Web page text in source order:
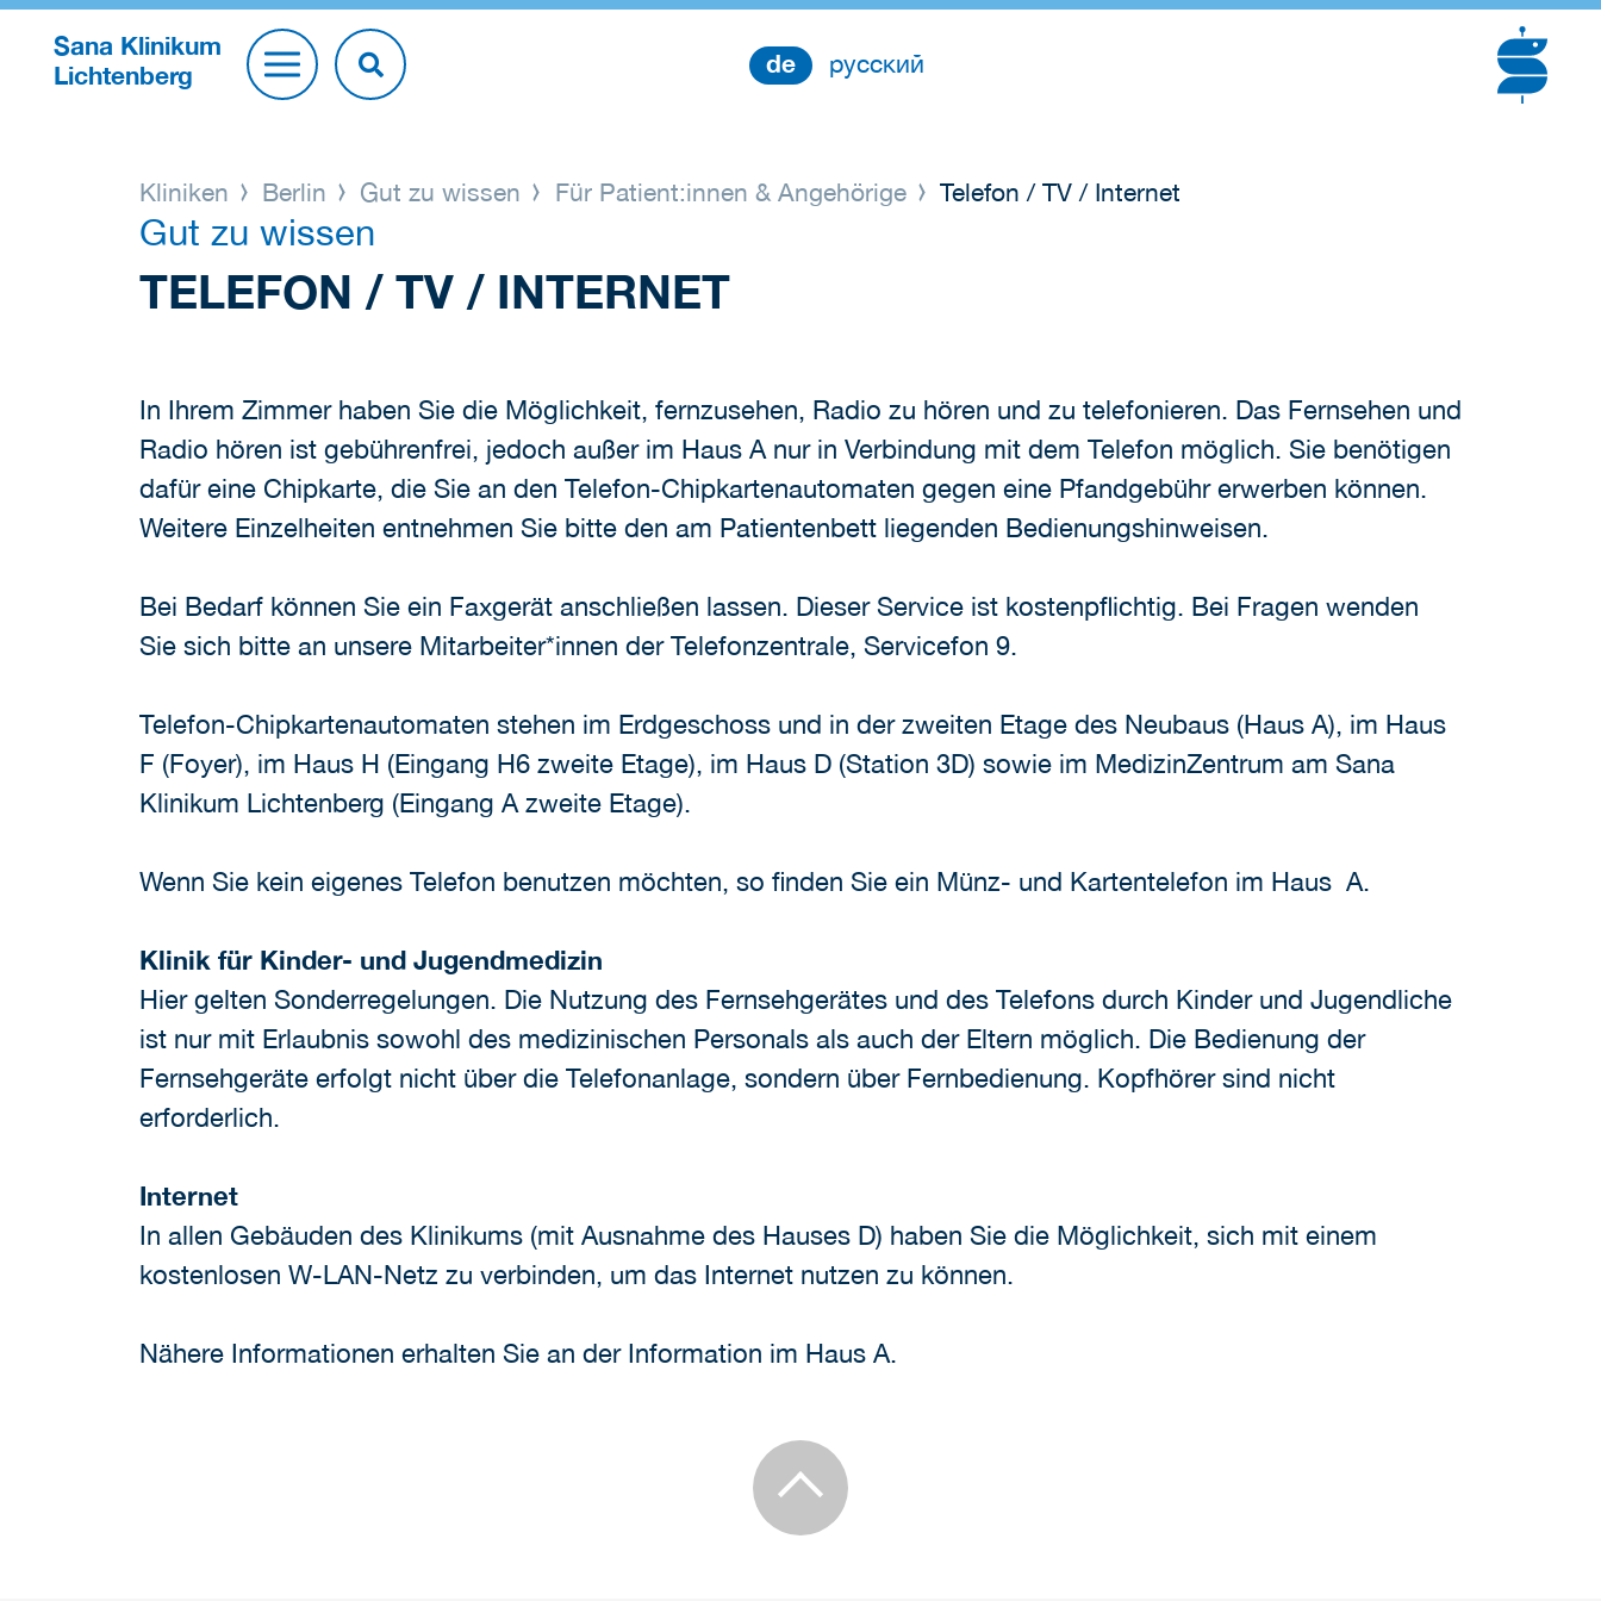
Sana Klinikum
Lichtenberg
de русский
Kliniken Berlin Gut zu wissen Für Patient:innen & Angehörige Telefon / TV / Internet
Gut zu wissen
TELEFON / TV / INTERNET
In Ihrem Zimmer haben Sie die Möglichkeit, fernzusehen, Radio zu hören und zu telefonieren. Das Fernsehen und
Radio hören ist gebührenfrei, jedoch außer im Haus A nur in Verbindung mit dem Telefon möglich. Sie benötigen
dafür eine Chipkarte, die Sie an den Telefon-Chipkartenautomaten gegen eine Pfandgebühr erwerben können.
Weitere Einzelheiten entnehmen Sie bitte den am Patientenbett liegenden Bedienungshinweisen.
Bei Bedarf können Sie ein Faxgerät anschließen lassen. Dieser Service ist kostenpflichtig. Bei Fragen wenden
Sie sich bitte an unsere Mitarbeiter*innen der Telefonzentrale, Servicefon 9.
Telefon-Chipkartenautomaten stehen im Erdgeschoss und in der zweiten Etage des Neubaus (Haus A), im Haus
F (Foyer), im Haus H (Eingang H6 zweite Etage), im Haus D (Station 3D) sowie im MedizinZentrum am Sana
Klinikum Lichtenberg (Eingang A zweite Etage).
Wenn Sie kein eigenes Telefon benutzen möchten, so finden Sie ein Münz- und Kartentelefon im Haus A.
Klinik für Kinder- und Jugendmedizin
Hier gelten Sonderregelungen. Die Nutzung des Fernsehgerätes und des Telefons durch Kinder und Jugendliche
ist nur mit Erlaubnis sowohl des medizinischen Personals als auch der Eltern möglich. Die Bedienung der
Fernsehgeräte erfolgt nicht über die Telefonanlage, sondern über Fernbedienung. Kopfhörer sind nicht
erforderlich.
Internet
In allen Gebäuden des Klinikums (mit Ausnahme des Hauses D) haben Sie die Möglichkeit, sich mit einem
kostenlosen W-LAN-Netz zu verbinden, um das Internet nutzen zu können.
Nähere Informationen erhalten Sie an der Information im Haus A.